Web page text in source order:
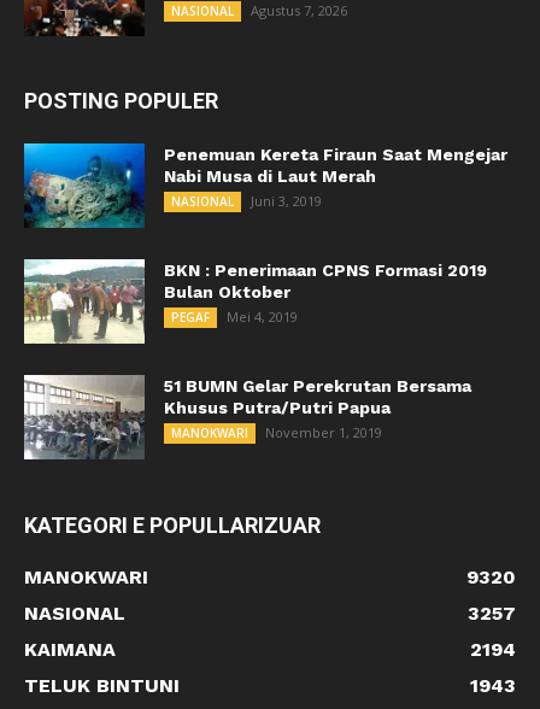
NASIONAL Agustus 7, 2026
POSTING POPULER
Penemuan Kereta Firaun Saat Mengejar
Nabi Musa di Laut Merah
NASIONAL Juni 3, 2019
BKN : Penerimaan CPNS Formasi 2019
Bulan Oktober
PEGAF Mei 4, 2019
51 BUMN Gelar Perekrutan Bersama
Khusus Putra/Putri Papua
MANOKWARI November 1, 2019
KATEGORI E POPULLARIZUAR
MANOKWARI
9320
NASIONAL
3257
KAIMANA
2194
TELUK BINTUNI
1943